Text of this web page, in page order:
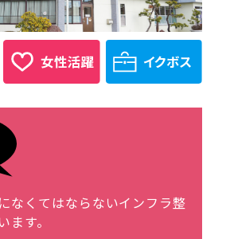
なくてはならないインフラ整
ます。